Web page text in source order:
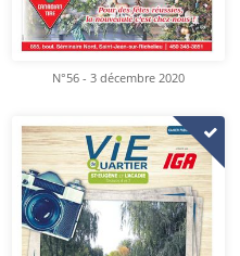
N°56 - 3 décembre 2020